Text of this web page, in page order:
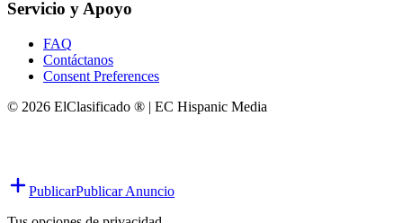
Servicio y Apoyo
FAQ
Contáctanos
Consent Preferences
© 2026 ElClasificado ® | EC Hispanic Media
PublicarPublicar Anuncio